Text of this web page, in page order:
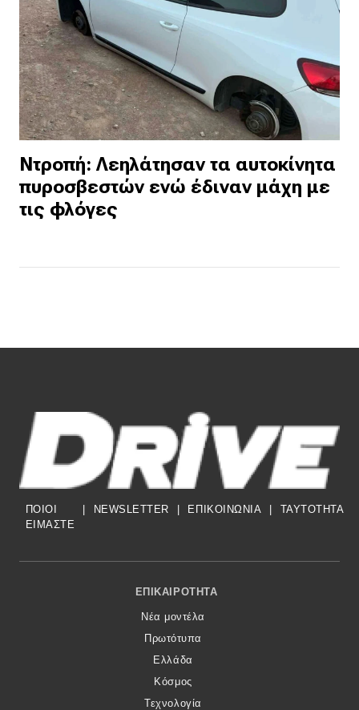
Ντροπή: Λεηλάτησαν τα αυτοκίνητα
πυροσβεστών ενώ έδιναν μάχη με
τις φλόγες
ΠΟΙΟΙ
ΕΙΜΑΣΤΕ
| NEWSLETTER | ΕΠΙΚΟΙΝΩΝΙΑ | TAYTOTHTA
Footer Menu
ΕΠΙΚΑΙΡΌΤΗΤΑ
Νέα μοντέλα
Πρωτότυπα
Ελλάδα
Κόσμος
Τεχνολογία